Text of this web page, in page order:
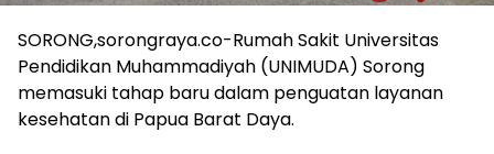
SORONG,sorongraya.co-Rumah Sakit Universitas
Pendidikan Muhammadiyah (UNIMUDA) Sorong
memasuki tahap baru dalam penguatan layanan
kesehatan di Papua Barat Daya.